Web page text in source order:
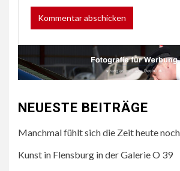
NEUESTE BEITRÄGE
Manchmal fühlt sich die Zeit heute noch
Kunst in Flensburg in der Galerie O 39